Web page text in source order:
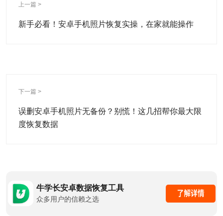
上一篇 >
新手必看！安卓手机照片恢复实操，在家就能操作
下一篇 >
误删安卓手机照片无备份？别慌！这几招帮你最大限
度恢复数据
牛学长安卓数据恢复工具
众多用户的信赖之选